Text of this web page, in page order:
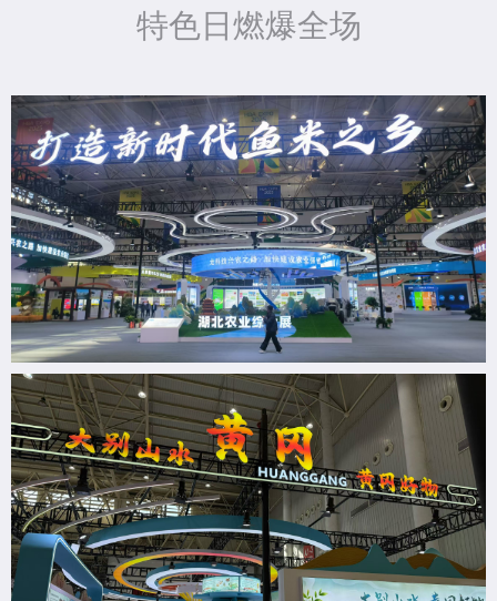
特色日燃爆全场